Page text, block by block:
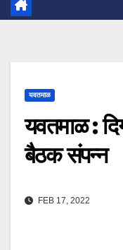
यवतमाळ
यवतमाळ :
बैठक संपन्न
FEB 17, 2022